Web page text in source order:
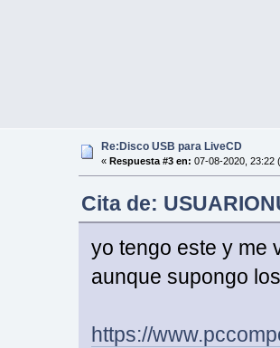
Re:Disco USB para LiveCD
« Respuesta #3 en: 07-08-2020, 23:22
Cita de:
yo tengo este y me
aunque supongo
https://